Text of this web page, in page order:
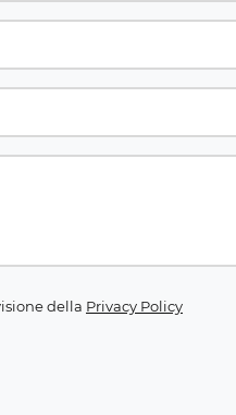
della Privacy Policy